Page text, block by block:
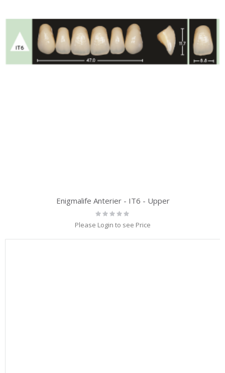
Enigmalife Anterier - IT6 - Upper
Rating:
0%
Please Login to see Price